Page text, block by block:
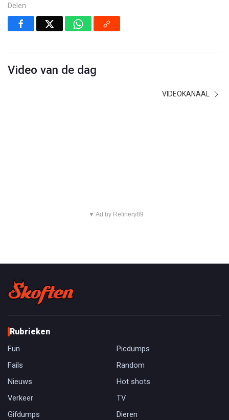
Delen
Video van de dag
VIDEOKANAAL
▼ Ad by Refinery89
Rubrieken
Fun
Picdumps
Fails
Random
Nieuws
Hot shots
Verkeer
TV
Gifdumps
Dieren